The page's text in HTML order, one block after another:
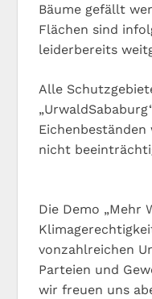
Bäume gefällt
Flächen sind
leiderbereits
Alle
nicht
Die Demo „Mehr
vonzahlreichen
Parteien und
wir freuen uns